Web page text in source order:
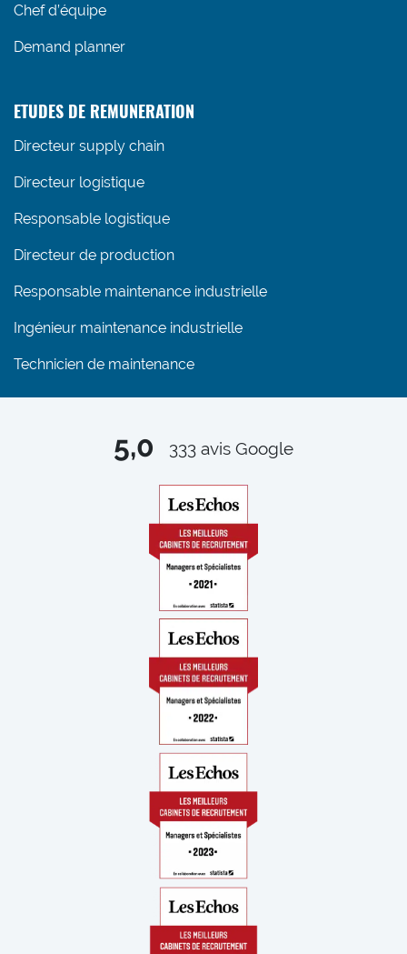
Chef d’équipe
Demand planner
ETUDES DE REMUNERATION
Directeur supply chain
Directeur logistique
Responsable logistique
Directeur de production
Responsable maintenance industrielle
Ingénieur maintenance industrielle
Technicien de maintenance
5,0 333 avis Google